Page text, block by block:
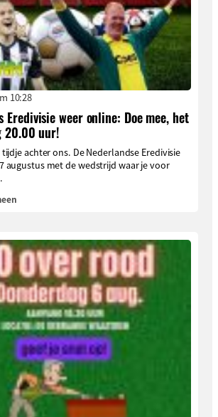
10:28
Eredivisie weer online: Doe mee, het
20.00 uur!
achter ons. De Nederlandse Eredivisie
augustus met de wedstrijd waar je voor